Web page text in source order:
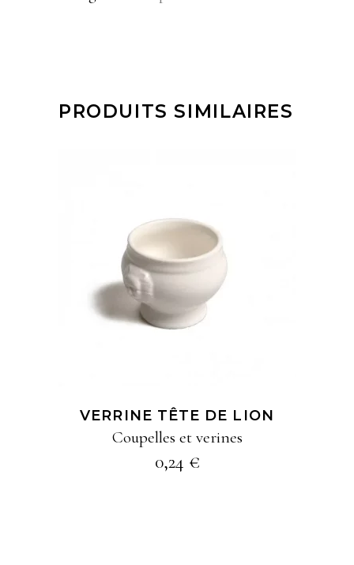
PRODUITS SIMILAIRES
AJOUTER À MA
SÉLECTION
VERRINE TÊTE DE LION
Coupelles et verines
0,24 €